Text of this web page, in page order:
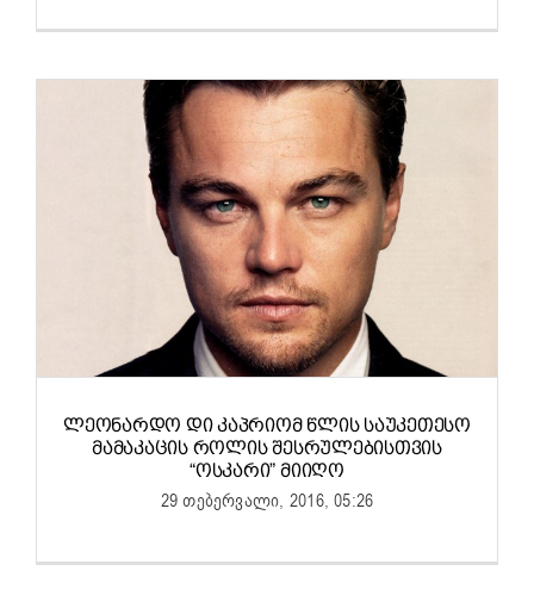
ᲚᲔᲝᲜᲐᲠᲓᲝ ᲓᲘ ᲙᲐᲞᲠᲘᲝᲛ ᲬᲚᲘᲡ ᲡᲐᲣᲙᲔᲗᲔᲡᲝ
ᲛᲐᲛᲐᲙᲐᲪᲘᲡ ᲠᲝᲚᲘᲡ ᲨᲔᲡᲠᲣᲚᲔᲑᲘᲡᲗᲕᲘᲡ
“ᲝᲡᲙᲐᲠᲘ” ᲛᲘᲘᲦᲝ
29 თებერვალი, 2016, 05:26